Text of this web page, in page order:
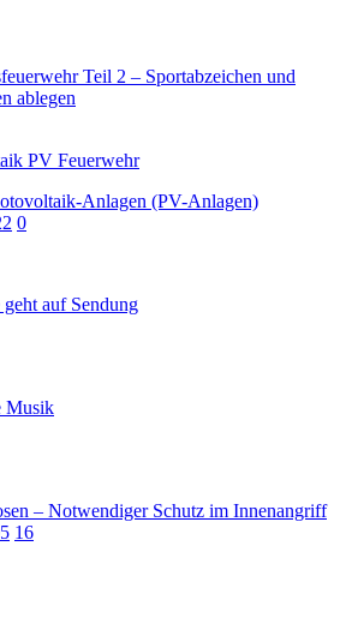
Teil 2 – Sportabzeichen und
ablegen
Anlagen (PV-Anlagen)
0
auf Sendung
Musik
– Notwendiger Schutz im Innenangriff
16